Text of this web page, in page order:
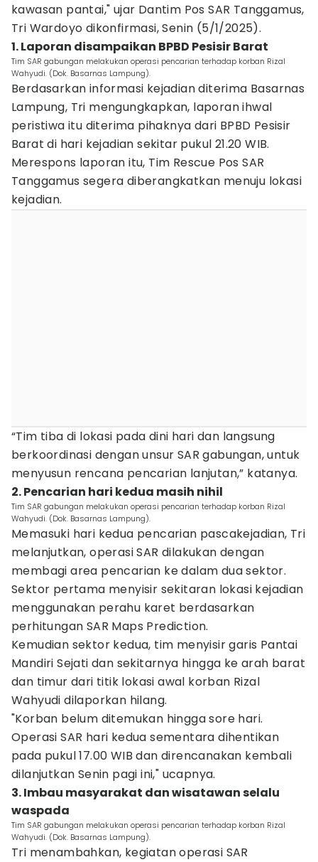
kawasan pantai," ujar Dantim Pos SAR Tanggamus,
Tri Wardoyo dikonfirmasi, Senin (5/1/2025).
1. Laporan disampaikan BPBD Pesisir Barat
Tim SAR gabungan melakukan operasi pencarian terhadap korban Rizal
Wahyudi. (Dok. Basarnas Lampung).
Berdasarkan informasi kejadian diterima Basarnas
Lampung, Tri mengungkapkan, laporan ihwal
peristiwa itu diterima pihaknya dari BPBD Pesisir
Barat di hari kejadian sekitar pukul 21.20 WIB.
Merespons laporan itu, Tim Rescue Pos SAR
Tanggamus segera diberangkatkan menuju lokasi
kejadian.
“Tim tiba di lokasi pada dini hari dan langsung
berkoordinasi dengan unsur SAR gabungan, untuk
menyusun rencana pencarian lanjutan,” katanya.
2. Pencarian hari kedua masih nihil
Tim SAR gabungan melakukan operasi pencarian terhadap korban Rizal
Wahyudi. (Dok. Basarnas Lampung).
Memasuki hari kedua pencarian pascakejadian, Tri
melanjutkan, operasi SAR dilakukan dengan
membagi area pencarian ke dalam dua sektor.
Sektor pertama menyisir sekitaran lokasi kejadian
menggunakan perahu karet berdasarkan
perhitungan SAR Maps Prediction.
Kemudian sektor kedua, tim menyisir garis Pantai
Mandiri Sejati dan sekitarnya hingga ke arah barat
dan timur dari titik lokasi awal korban Rizal
Wahyudi dilaporkan hilang.
"Korban belum ditemukan hingga sore hari.
Operasi SAR hari kedua sementara dihentikan
pada pukul 17.00 WIB dan direncanakan kembali
dilanjutkan Senin pagi ini," ucapnya.
3. Imbau masyarakat dan wisatawan selalu
waspada
Tim SAR gabungan melakukan operasi pencarian terhadap korban Rizal
Wahyudi. (Dok. Basarnas Lampung).
Tri menambahkan, kegiatan operasi SAR